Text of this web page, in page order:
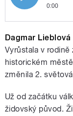
0:00
Dagmar Lieblová
Vyrůstala v
historickém
změnila 2.
Už od začátku
židovský původ.